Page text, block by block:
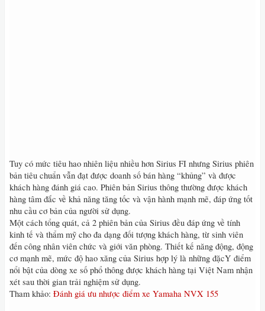
Tuy có mức tiêu hao nhiên liệu nhiều hơn Sirius FI nhưng Sirius phiên
bản tiêu chuẩn vẫn đạt được doanh số bán hàng “khủng” và được
khách hàng đánh giá cao. Phiên bản Sirius thông thường được khách
hàng tâm đắc về khả năng tăng tốc và vận hành mạnh mẽ, đáp ứng tốt
nhu cầu cơ bản của người sử dụng.
Một cách tổng quát, cả 2 phiên bản của Sirius đều đáp ứng về tính
kinh tế và thẩm mỹ cho đa dạng đối tượng khách hàng, từ sinh viên
đến công nhân viên chức và giới văn phòng. Thiết kế năng động, động
cơ mạnh mẽ, mức độ hao xăng của Sirius hợp lý là những đặcY điểm
nổi bật của dòng xe số phổ thông được khách hàng tại Việt Nam nhận
xét sau thời gian trải nghiệm sử dụng.
Tham khảo: Đánh giá ưu nhược điểm xe Yamaha NVX 155